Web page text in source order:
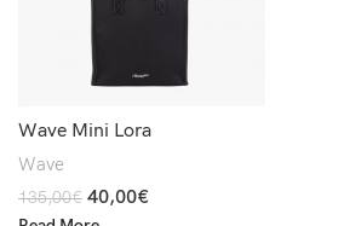
Wave Mini Lora
Wave
135,00€ 40,00€